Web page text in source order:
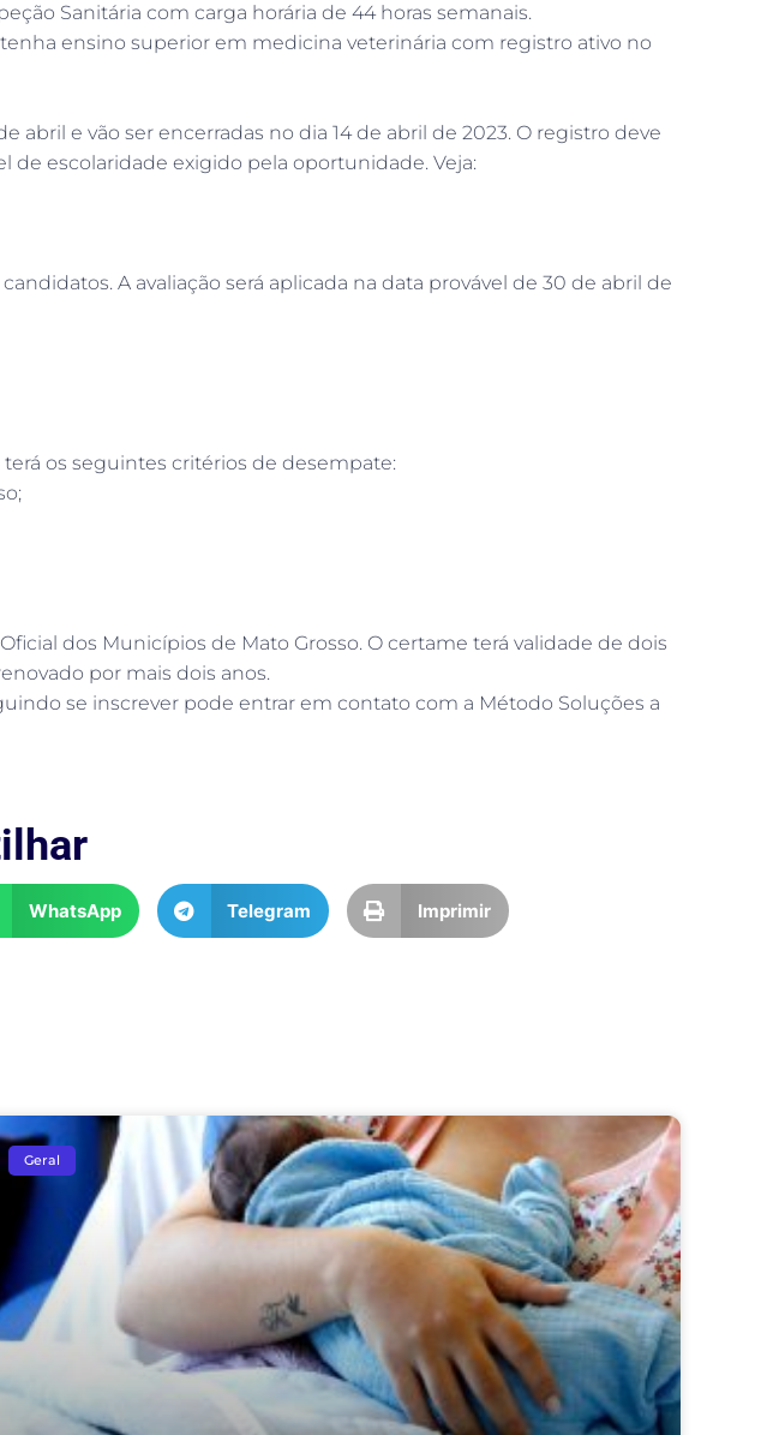
Sanitária com carga horária de 44 horas semanais.
ensino superior em medicina veterinária com registro ativo no
e vão ser encerradas no dia 14 de abril de 2023. O registro deve
de escolaridade exigido pela oportunidade. Veja:
A avaliação será aplicada na data provável de 30 de abril de
os seguintes critérios de desempate:
dos Municípios de Mato Grosso. O certame terá validade de dois
por mais dois anos.
se inscrever pode entrar em contato com a Método Soluções a
WhatsApp Telegram Imprimir
Geral